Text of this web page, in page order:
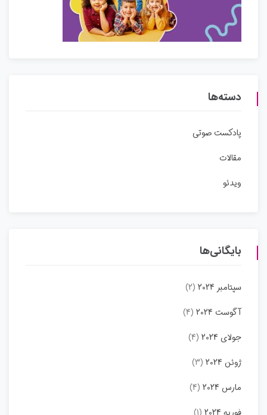
دسته‌ها
پادکست صوتی
مقالات
ویدئو
بایگانی‌ها
سپتامبر 2024
(2)
آگوست 2024
(4)
جولای 2024
(4)
ژوئن 2024
(3)
مارس 2024
(4)